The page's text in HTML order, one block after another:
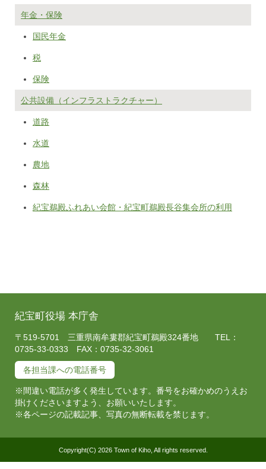
年金・保険
国民年金
税
保険
公共設備（インフラストラクチャー）
道路
水道
農地
森林
紀宝鵜殿ふれあい会館・紀宝町鵜殿長谷集会所の利用
紀宝町役場 本庁舎
〒519-5701 三重県南牟婁郡紀宝町鵜殿324番地 TEL：
0735-33-0333 FAX：0735-32-3061
各担当課への電話番号
※間違い電話が多く発生しています。番号をお確かめのうえお
掛けくださいますよう、お願いいたします。
※各ページの記載記事、写真の無断転載を禁じます。
Copyright(C) 2026 Town of Kiho, All rights reserved.